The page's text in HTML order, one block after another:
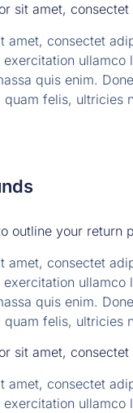
sit amet,
amet, consectet
quis enim.
felis, ultricies
outline your return
amet, consectet
quis enim.
felis, ultricies
sit amet,
amet, consectet